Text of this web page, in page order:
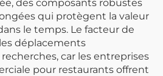
des composants robustes
qui protègent la valeur
le temps. Le facteur de
déplacements
car les entreprises
pour restaurants offrent